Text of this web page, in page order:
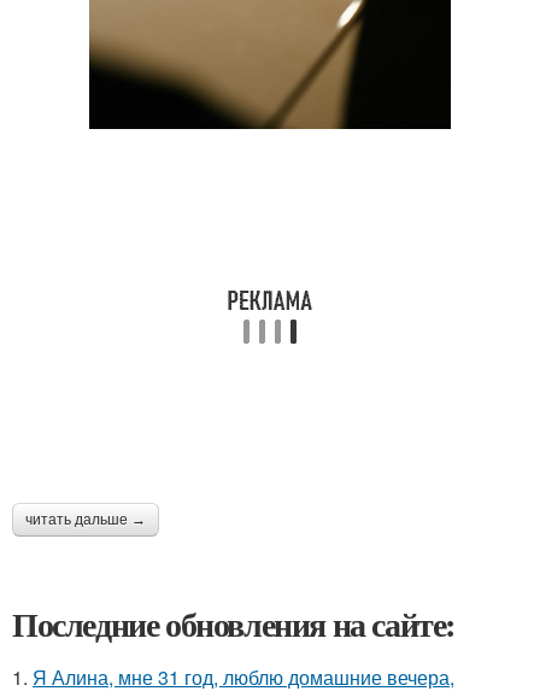
читать дальше →
Последние обновления на сайте:
1. Я Алина, мне 31 год, люблю домашние вечера,